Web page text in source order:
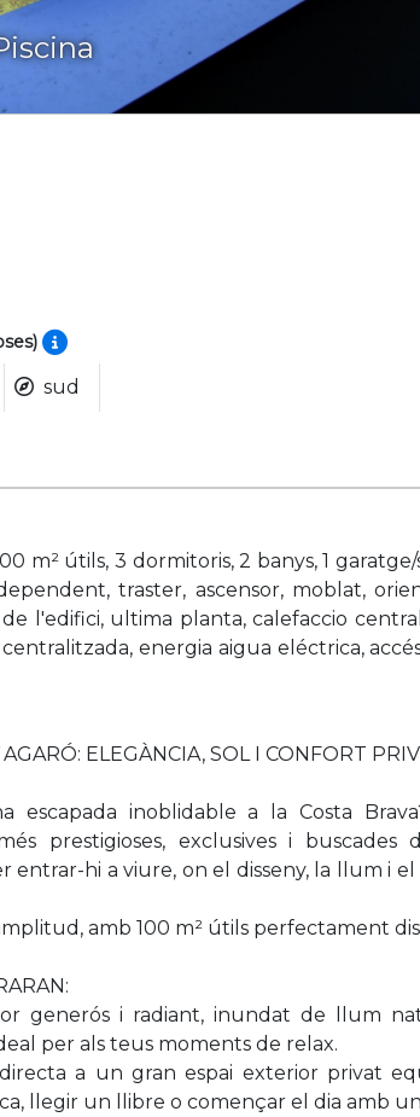
sud
m² útils, 3 dormitoris, 2 banys, 1
traster, ascensor, moblat,
l'edifici, ultima planta, calefaccio
energia aigua eléctrica,
ELEGÀNCIA, SOL I CONFORT
escapada inoblidable a la Costa
prestigioses, exclusives i buscades
entrar-hi a viure, on el disseny, la llum i
amb 100 m² útils perfectament
generós i radiant, inundat de llum
per als teus moments de relax.
directa a un gran espai exterior privat
llegir un llibre o començar el dia amb